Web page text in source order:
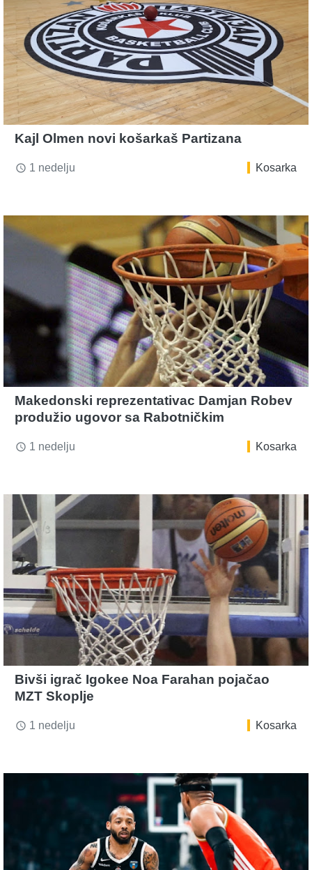
Kajl Olmen novi košarkaš Partizana
access_time 1 nedelju Kosarka
Makedonski reprezentativac Damjan Robev
produžio ugovor sa Rabotničkim
access_time 1 nedelju Kosarka
Bivši igrač Igokee Noa Farahan pojačao
MZT Skoplje
access_time 1 nedelju Kosarka